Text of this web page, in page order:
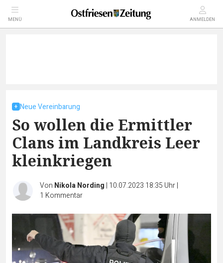
MENÜ ANMELDEN
Neue Vereinbarung
So wollen die Ermittler
Clans im Landkreis Leer
kleinkriegen
Von Nikola Nording | 10.07.2023 18:35 Uhr|
1 Kommentar